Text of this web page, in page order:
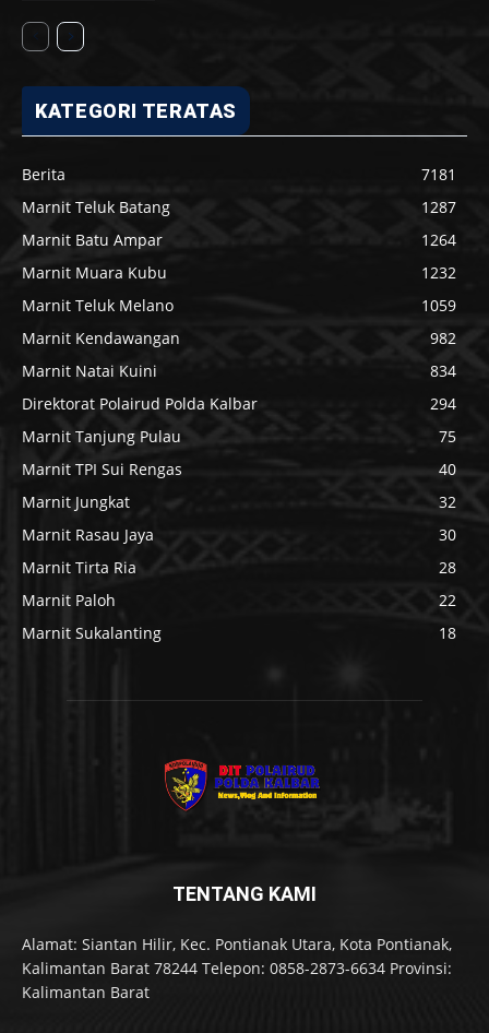
KATEGORI TERATAS
Berita
7181
Marnit Teluk Batang
1287
Marnit Batu Ampar
1264
Marnit Muara Kubu
1232
Marnit Teluk Melano
1059
Marnit Kendawangan
982
Marnit Natai Kuini
834
Direktorat Polairud Polda Kalbar
294
Marnit Tanjung Pulau
75
Marnit TPI Sui Rengas
40
Marnit Jungkat
32
Marnit Rasau Jaya
30
Marnit Tirta Ria
28
Marnit Paloh
22
Marnit Sukalanting
18
TENTANG KAMI
Alamat: Siantan Hilir, Kec. Pontianak Utara, Kota Pontianak,
Kalimantan Barat 78244 Telepon: 0858-2873-6634 Provinsi:
Kalimantan Barat